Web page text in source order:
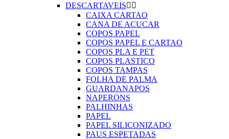
DESCARTAVEIS 
CAIXA CARTAO
CANA DE ACUCAR
COPOS PAPEL
COPOS PAPEL E CARTAO
COPOS PLA E PET
COPOS PLASTICO
COPOS TAMPAS
FOLHA DE PALMA
GUARDANAPOS
NAPERONS
PALHINHAS
PAPEL
PAPEL SILICONIZADO
PAUS ESPETADAS